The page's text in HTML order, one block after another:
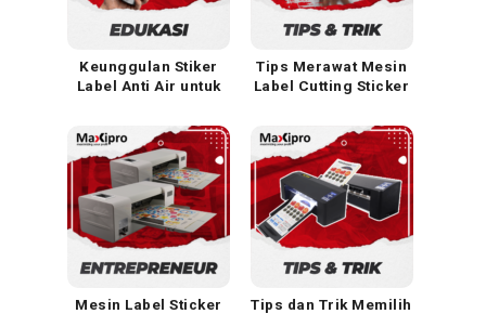
Keunggulan Stiker
Label Anti Air untuk
Tips Merawat Mesin
Label Cutting Sticker
Mesin Label Sticker
Tips dan Trik Memilih